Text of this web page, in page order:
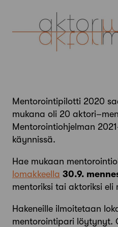
Mentorointipilotti 2020
mukana oli 20
Mentorointiohjelman
käynnissä.
Hae mukaan
lomakkeella 30.9.
mentoriksi tai aktoriksi eli
Hakeneille ilmoitetaan
mentorointipari löytynyt.